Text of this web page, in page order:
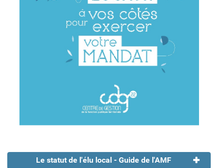
Le statut de l'élu local - Guide de l'AMF